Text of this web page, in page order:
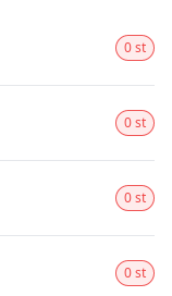
0 st
0 st
0 st
0 st